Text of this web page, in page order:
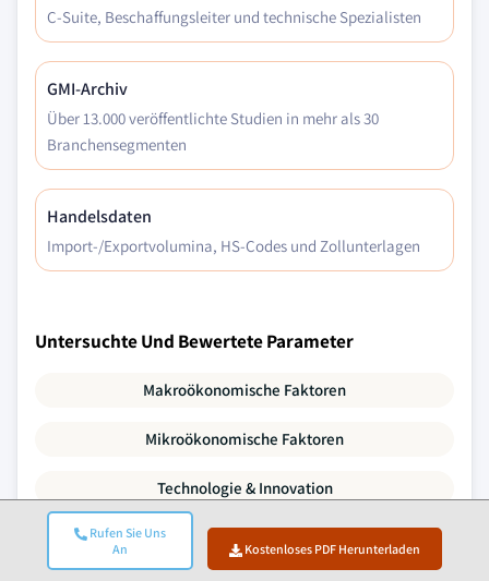
Rufen Sie Uns
An
Kostenloses PDF Herunterladen
C-Suite, Beschaffungsleiter und technische Spezialisten
GMI-Archiv
Über 13.000 veröffentlichte Studien in mehr als 30
Branchensegmenten
Handelsdaten
Import-/Exportvolumina, HS-Codes und Zollunterlagen
Untersuchte Und Bewertete Parameter
Makroökonomische Faktoren
Mikroökonomische Faktoren
Technologie & Innovation
Regulatorisches & Politisches Umfeld